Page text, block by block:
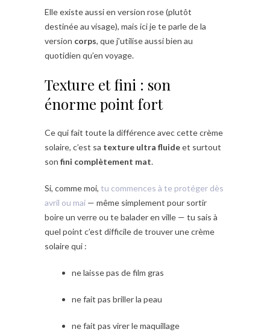
Elle existe aussi en version rose (plutôt
destinée au visage), mais ici je te parle de la
version corps, que j’utilise aussi bien au
quotidien qu’en voyage.
Texture et fini : son
énorme point fort
Ce qui fait toute la différence avec cette crème
solaire, c’est sa texture ultra fluideet surtout
son fini complètement mat.
Si, comme moi, tu commences à te protéger dès
avril ou mai — même simplement pour sortir
boire un verre ou te balader en ville — tu sais à
quel point c’est difficile de trouver une crème
solaire qui :
ne laisse pas de film gras
ne fait pas briller la peau
ne fait pas virer le maquillage